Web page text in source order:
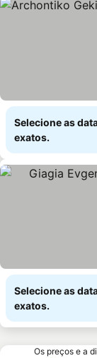
Selecione as
exatos.
Selecione as
exatos.
Os preços e a